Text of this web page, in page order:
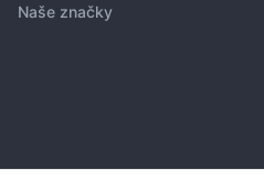
Naše značky